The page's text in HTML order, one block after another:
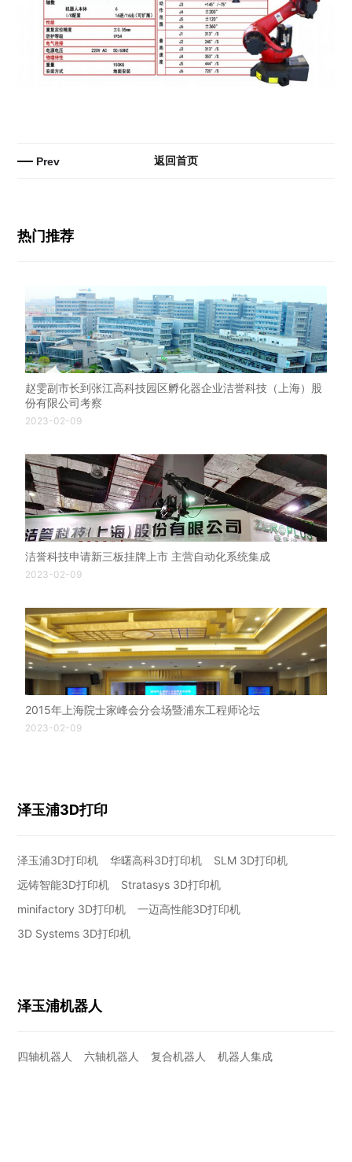
Prev 返回首页
热门推荐
赵雯副市长到张江高科技园区孵化器企业洁誉科技（上海）股
份有限公司考察
2023-02-09
洁誉科技申请新三板挂牌上市 主营自动化系统集成
2023-02-09
2015年上海院士家峰会分会场暨浦东工程师论坛
2023-02-09
泽玉浦3D打印
泽玉浦3D打印机 华曙高科3D打印机
SLM 3D打印机
远铸智能3D打印机
Stratasys 3D打印机
minifactory 3D打印机
一迈高性能3D打印机
3D Systems 3D打印机
泽玉浦机器人
四轴机器人 六轴机器人 复合机器人 机器人集成